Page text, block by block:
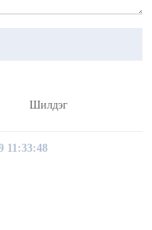
Шилдэг
11:33:48